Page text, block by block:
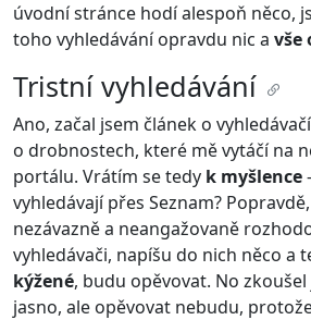
úvodní stránce hodí alespoň něco,
toho vyhledávání opravdu nic a vše
Tristní vyhledávání
Ano, začal jsem článek o
o drobnostech, které mě vytáčí na
portálu. Vrátím se tedy k myšlence
vyhledávají přes Seznam?
nezávazně a neangažovaně
vyhledávači, napíšu do nich něco a
kýžené, budu opěvovat. No
jasno, ale opěvovat nebudu,